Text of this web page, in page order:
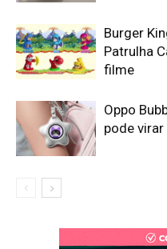
Burger
Patrulha
filme
Oppo
pode